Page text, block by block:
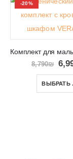
-20%
8,790₪
ВЫБРАТЬ